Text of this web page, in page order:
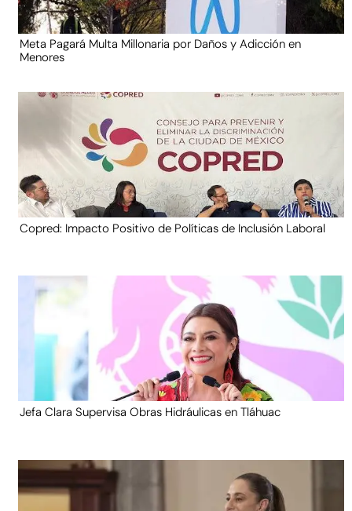
Meta Pagará Multa Millonaria por Daños y Adicción en
Menores
Copred: Impacto Positivo de Políticas de Inclusión Laboral
Jefa Clara Supervisa Obras Hidráulicas en Tláhuac